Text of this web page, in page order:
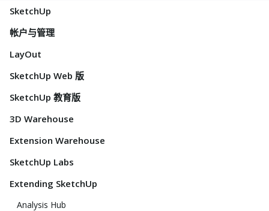
SketchUp
帐户与管理
LayOut
SketchUp Web 版
SketchUp 教育版
3D Warehouse
Extension Warehouse
SketchUp Labs
Extending SketchUp
Analysis Hub